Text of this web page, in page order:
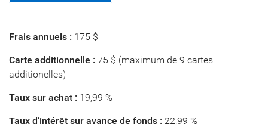
Frais annuels : 175 $
Carte additionnelle : 75 $ (maximum de 9 cartes
additionelles)
Taux sur achat : 19,99 %
Taux d’intérêt sur avance de fonds : 22,99 %